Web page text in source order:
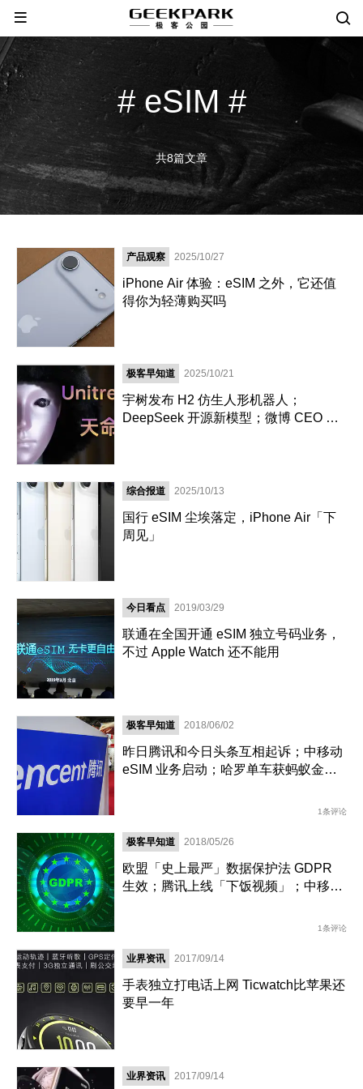
# eSIM #
共8篇文章
产品观察 2025/10/27
​iPhone Air 体验：eSIM 之外，它还值
得你为轻薄购买吗
极客早知道 2025/10/21
宇树发布 H2 仿生人形机器人；
DeepSeek 开源新模型；微博 CEO 回
综合报道 2025/10/13
国行 eSIM 尘埃落定，iPhone Air「下
周见」
今日看点 2019/03/29
联通在全国开通 eSIM 独立号码业务，
不过 Apple Watch 还不能用
极客早知道 2018/06/02
昨日腾讯和今日头条互相起诉；中移动
eSIM 业务启动；哈罗单车获蚂蚁金服
1条评论
极客早知道 2018/05/26
欧盟「史上最严」数据保护法 GDPR
生效；腾讯上线「下饭视频」；中移动
1条评论
业界资讯 2017/09/14
手表独立打电话上网 Ticwatch比苹果还
要早一年
业界资讯 2017/09/14